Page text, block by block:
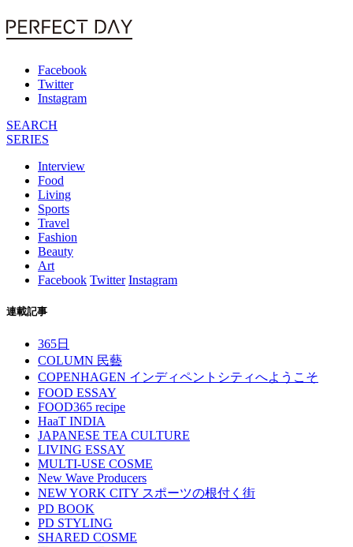
Facebook
Twitter
Instagram
SEARCH
SERIES
Interview
Food
Living
Sports
Travel
Fashion
Beauty
Art
Facebook Twitter Instagram
連載記事
365日
COLUMN 民藝
COPENHAGEN インディペントシティへようこそ
FOOD ESSAY
FOOD365 recipe
HaaT INDIA
JAPANESE TEA CULTURE
LIVING ESSAY
MULTI-USE COSME
New Wave Producers
NEW YORK CITY スポーツの根付く街
PD BOOK
PD STYLING
SHARED COSME